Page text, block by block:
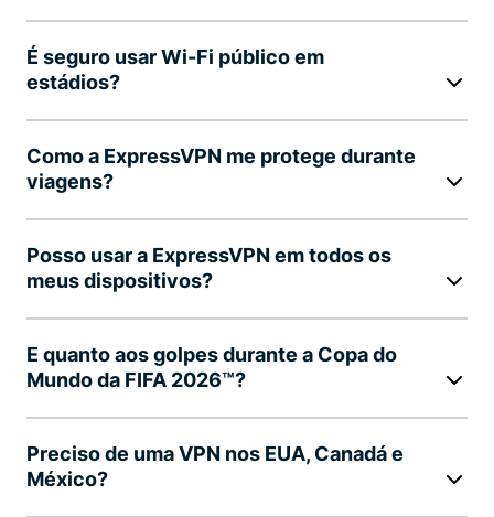
É seguro usar Wi-Fi público em
estádios?
Como a ExpressVPN me protege durante
viagens?
Posso usar a ExpressVPN em todos os
meus dispositivos?
E quanto aos golpes durante a Copa do
Mundo da FIFA 2026™?
Preciso de uma VPN nos EUA, Canadá e
México?